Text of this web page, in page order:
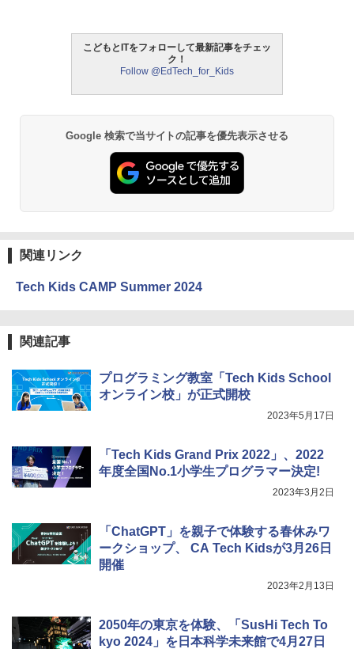
モルカ: 原子・分子に強くなるカードゲ
ーム
物理実験モデル楽器電磁気教材を教える
ダルトンボード/ゴルトンボード物理学、
4
エンジニアリングキット小さなカート -
エンスツール
￥849
5 Fernrohr:実験用キャビネット
こどもとITをフォローして最新記事をチェッ
ク！
Follow @EdTech_for_Kids
Google 検索で当サイトの記事を優先表示させる
関連リンク
Tech Kids CAMP Summer 2024
関連記事
プログラミング教室「Tech Kids School
オンライン校」が正式開校
2023年5月17日
「Tech Kids Grand Prix 2022」、2022
年度全国No.1小学生プログラマー決定!
2023年3月2日
「ChatGPT」を親子で体験する春休みワ
ークショップ、 CA Tech Kidsが3月26日
開催
2023年2月13日
2050年の東京を体験、「SusHi Tech To
kyo 2024」を日本科学未来館で4月27日